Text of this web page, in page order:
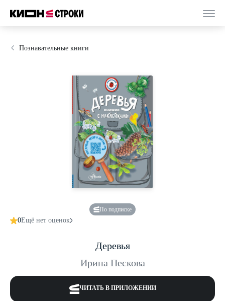
Познавательные книги
По подписке
0Ещё нет оценок
Деревья
Ирина Пескова
ЧИТАТЬ В ПРИЛОЖЕНИИ